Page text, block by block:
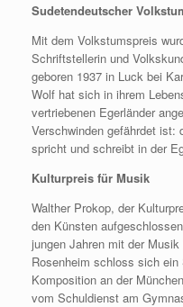
Sudetendeutscher
Mit dem Volkstumspreis
Schriftstellerin und
geboren 1937 in Luck bei
Wolf hat sich in ihrem
vertriebenen Egerländer
Verschwinden gefährdet ist:
spricht und schreibt in der
Kulturpreis für Musik
Walther Prokop, der
den Künsten
jungen Jahren mit der
Rosenheim schloss sich
Komposition an der
vom Schuldienst am